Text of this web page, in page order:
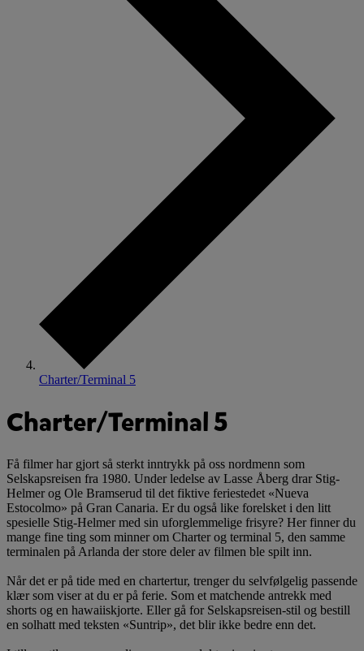
Charter/Terminal 5
Charter/Terminal 5
Få filmer har gjort så sterkt inntrykk på oss nordmenn som
Selskapsreisen fra 1980. Under ledelse av Lasse Åberg drar Stig-
Helmer og Ole Bramserud til det fiktive feriestedet «Nueva
Estocolmo» på Gran Canaria. Er du også like forelsket i den litt
spesielle Stig-Helmer med sin uforglemmelige frisyre? Her finner du
mange fine ting som minner om Charter og terminal 5, den samme
terminalen på Arlanda der store deler av filmen ble spilt inn.
Når det er på tide med en chartertur, trenger du selvfølgelig passende
klær som viser at du er på ferie. Som et matchende antrekk med
shorts og en hawaiiskjorte. Eller gå for Selskapsreisen-stil og bestill
en solhatt med teksten «Suntrip», det blir ikke bedre enn det.